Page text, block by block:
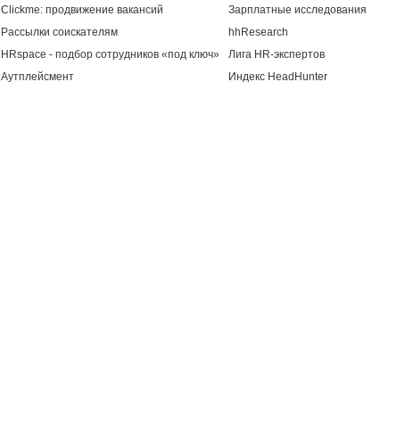
Clickme: продвижение вакансий
Рассылки соискателям
HRspace - подбор сотрудников «под ключ»
Аутплейсмент
Зарплатные исследования
hhResearch
Лига HR-экспертов
Индекс HeadHunter